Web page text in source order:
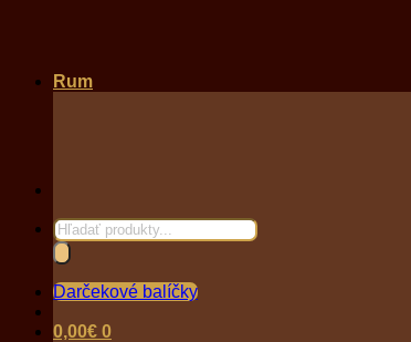
Products
search
Darčekové balíčky
0,00€ 0
Rum